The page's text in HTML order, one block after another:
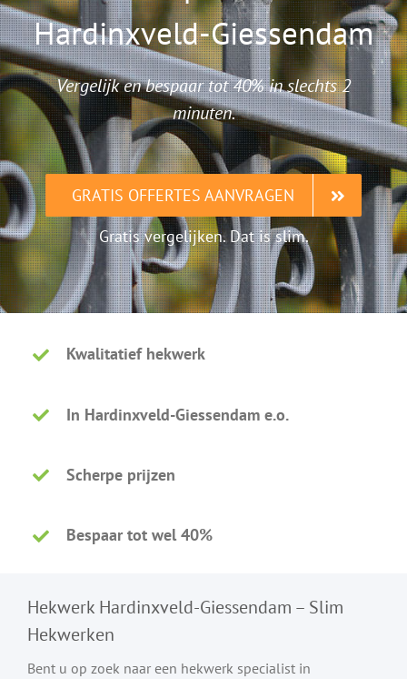
Hardinxveld-Giessendam
Vergelijk en bespaar tot 40% in slechts 2
minuten.
GRATIS OFFERTES AANVRAGEN
Gratis vergelijken. Dat is slim.
Kwalitatief hekwerk
In Hardinxveld-Giessendam e.o.
Scherpe prijzen
Bespaar tot wel 40%
Hekwerk Hardinxveld-Giessendam – Slim
Hekwerken
Bent u op zoek naar een hekwerk specialist in